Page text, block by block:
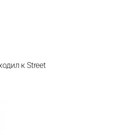
к Street